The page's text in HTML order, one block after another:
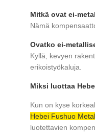
Mitkä ovat ei-
Nämä
Ovatko ei-
Kyllä, kevyen
erikoistyökaluja.
Miksi luottaa
Kun on kyse
Hebei Fushuo
luotettavien